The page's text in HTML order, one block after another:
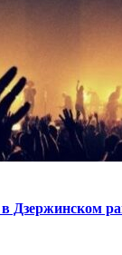
Дзержинском